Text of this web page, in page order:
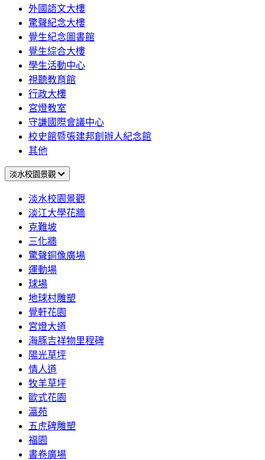
外國語文大樓
驚聲紀念大樓
覺生紀念圖書館
覺生綜合大樓
學生活動中心
視聽教育館
行政大樓
宮燈教室
守謙國際會議中心
校史館暨張建邦創辦人紀念館
其他
淡水校園景觀
淡水校園景觀
淡江大學花牆
克難坡
三化牆
驚聲銅像廣場
運動場
球場
地球村雕塑
覺軒花園
宮燈大道
海豚吉祥物里程碑
陽光草坪
情人道
牧羊草坪
歐式花園
瀛苑
五虎碑雕塑
福園
書卷廣場